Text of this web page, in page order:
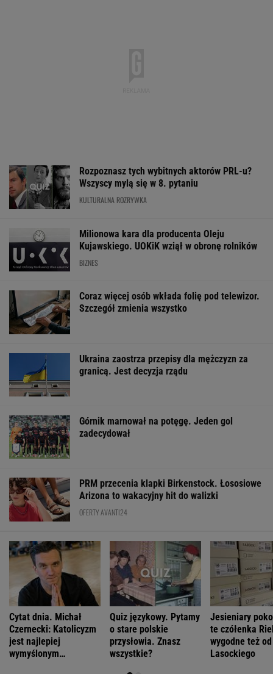
Rozpoznasz tych wybitnych aktorów PRL-u?
Wszyscy mylą się w 8. pytaniu
KULTURALNA ROZRYWKA
Milionowa kara dla producenta Oleju
Kujawskiego. UOKiK wziął w obronę rolników
BIZNES
Coraz więcej osób wkłada folię pod telewizor.
Szczegół zmienia wszystko
Ukraina zaostrza przepisy dla mężczyzn za
granicą. Jest decyzja rządu
Górnik marnował na potęgę. Jeden gol
zadecydował
PRM przecenia klapki Birkenstock. Łososiowe
Arizona to wakacyjny hit do walizki
OFERTY AVANTI24
Cytat dnia. Michał
Czernecki: Katolicyzm
jest najlepiej
wymyślonym
Quiz językowy. Pytamy
o stare polskie
przysłowia. Znasz
wszystkie?
Jesieniary
te czółenka
wygodne też od
Lasockiego